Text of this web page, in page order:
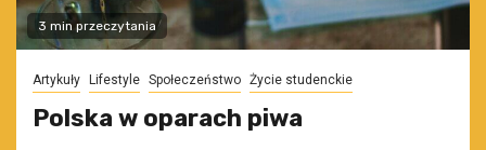
3 min przeczytania
Artykuły Lifestyle Społeczeństwo Życie studenckie
Polska w oparach piwa